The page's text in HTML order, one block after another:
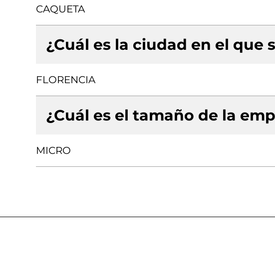
CAQUETA
¿Cuál es la ciudad en el que
FLORENCIA
¿Cuál es el tamaño de la
MICRO